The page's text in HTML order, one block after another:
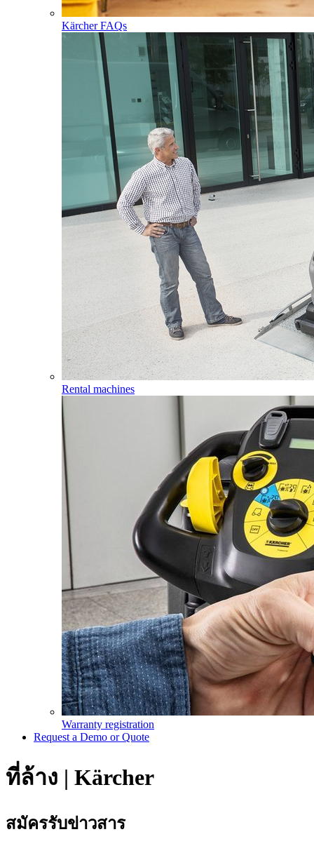
Kärcher FAQs
Rental machines
Warranty registration
Request a Demo or Quote
ที่ล้าง | Kärcher
สมัครรับข่าวสาร